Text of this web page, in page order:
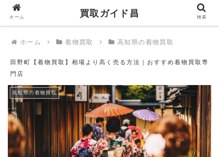
買取ガイド昌
ホーム 着物買取 高知県の着物買取
田野町【着物買取】相場より高く売る方法｜おすすめ着物買取専
門店
高知県の着物買取
ホーム 買取ガイド昌 検索